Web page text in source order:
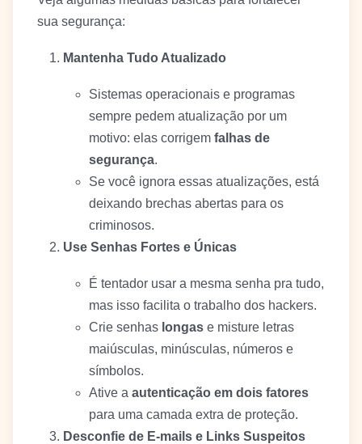
sua segurança:
Mantenha Tudo Atualizado
Sistemas operacionais e programas
sempre pedem atualização por um
motivo: elas corrigem falhas de
segurança.
Se você ignora essas atualizações, está
deixando brechas abertas para os
criminosos.
Use Senhas Fortes e Únicas
É tentador usar a mesma senha pra tudo,
mas isso facilita o trabalho dos hackers.
Crie senhas longas e misture letras
maiúsculas, minúsculas, números e
símbolos.
Ative a autenticação em dois fatores
para uma camada extra de proteção.
Desconfie de E-mails e Links Suspeitos